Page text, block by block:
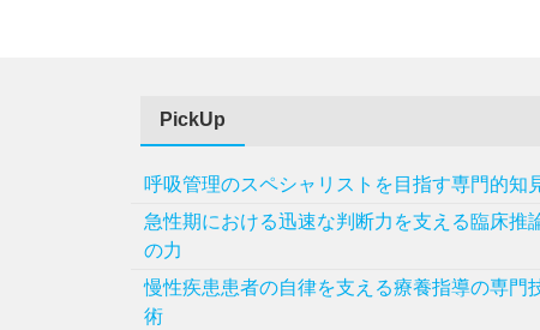
PickUp
呼吸管理のスペシャリストを目指す専門的知
急性期における迅速な判断力を支える臨床推
の力
慢性疾患患者の自律を支える療養指導の専門
術